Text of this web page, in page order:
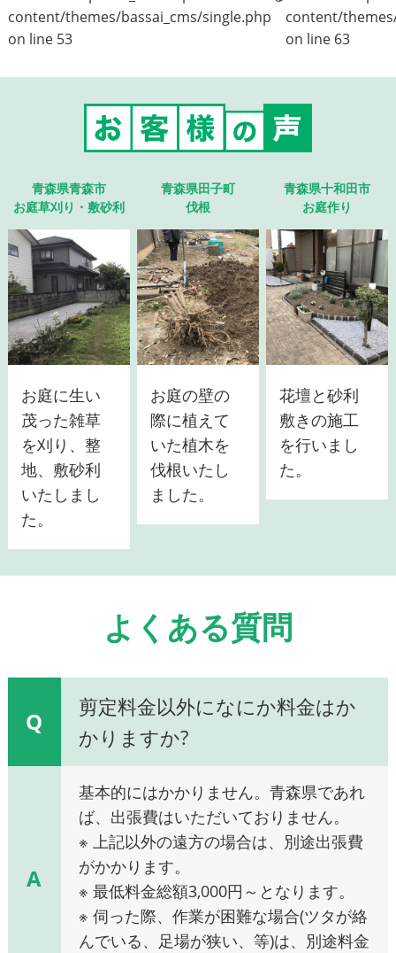
content/themes/bassai_cms/single.php
on line 53
content/
on line 63
青森県青森市
お庭草刈り・敷砂利
お庭に生い
茂った雑草
を刈り、整
地、敷砂利
いたしまし
た。
青森県田子町
伐根
お庭の壁の
際に植えて
いた植木を
伐根いたし
ました。
青森県十和田市
お庭作り
花壇と砂利
敷きの施工
を行いまし
た。
よくある質問
Q
剪定料金以外になにか料金はか
かりますか?
A
基本的にはかかりません。青森県であれ
ば、出張費はいただいておりません。
※ 上記以外の遠方の場合は、別途出張費
がかかります。
※ 最低料金総額3,000円～となります。
※ 伺った際、作業が困難な場合(ツタが絡
んでいる、足場が狭い、等)は、別途料金